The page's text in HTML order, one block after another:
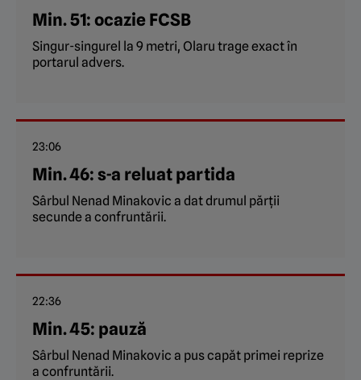
Min. 51: ocazie FCSB
Singur-singurel la 9 metri, Olaru trage exact în
portarul advers.
23:06
Min. 46: s-a reluat partida
Sârbul Nenad Minakovic a dat drumul părții
secunde a confruntării.
22:36
Min. 45: pauză
Sârbul Nenad Minakovic a pus capăt primei reprize
a confruntării.